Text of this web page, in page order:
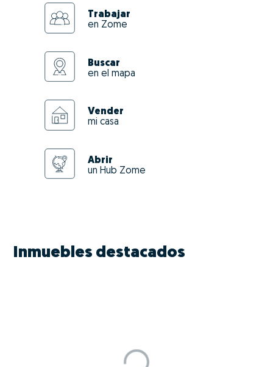
Trabajar
en Zome
Buscar
en el mapa
Vender
mi casa
Abrir
un Hub Zome
Inmuebles destacados